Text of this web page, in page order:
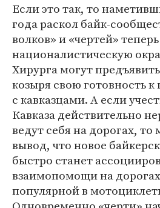
Если это так, то
года раскол байк-
волков» и «чертей»
националистическую
Хирурга могут предъявить
козыря свою готовность
с кавказцами. А если
Кавказа действительно
ведут себя на дорогах,
вывод, что новое
быстро станет
взаимопомощи на
популярной в